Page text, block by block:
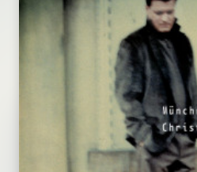
Deutsche
Grammophon